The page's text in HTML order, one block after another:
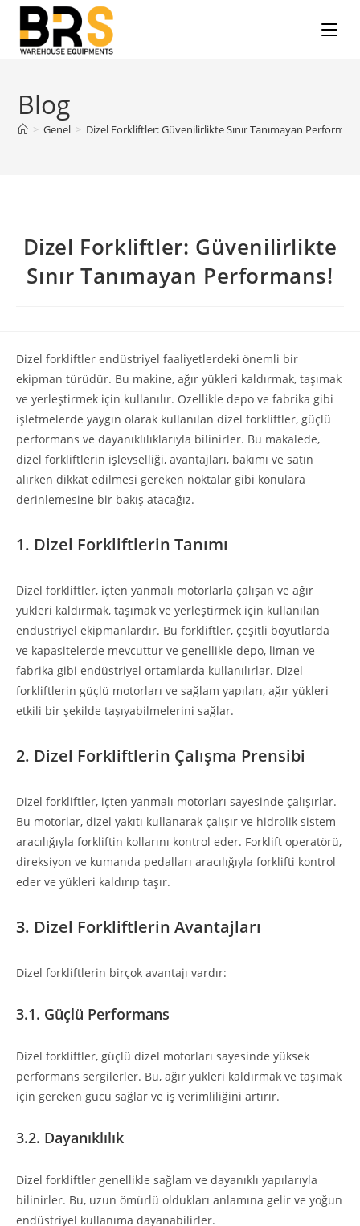
Blog
> Genel > Dizel Forkliftler: Güvenilirlikte Sınır Tanımayan
Dizel Forkliftler: Güvenilirlikte
Sınır Tanımayan Performans!
Dizel forkliftler endüstriyel faaliyetlerdeki önemli bir
ekipman türüdür. Bu makine, ağır yükleri kaldırmak, taşımak
ve yerleştirmek için kullanılır. Özellikle depo ve fabrika gibi
işletmelerde yaygın olarak kullanılan dizel forkliftler, güçlü
performans ve dayanıklılıklarıyla bilinirler. Bu makalede,
dizel forkliftlerin işlevselliği, avantajları, bakımı ve satın
alırken dikkat edilmesi gereken noktalar gibi konulara
derinlemesine bir bakış atacağız.
1. Dizel Forkliftlerin Tanımı
Dizel forkliftler, içten yanmalı motorlarla çalışan ve ağır
yükleri kaldırmak, taşımak ve yerleştirmek için kullanılan
endüstriyel ekipmanlardır. Bu forkliftler, çeşitli boyutlarda
ve kapasitelerde mevcuttur ve genellikle depo, liman ve
fabrika gibi endüstriyel ortamlarda kullanılırlar. Dizel
forkliftlerin güçlü motorları ve sağlam yapıları, ağır yükleri
etkili bir şekilde taşıyabilmelerini sağlar.
2. Dizel Forkliftlerin Çalışma Prensibi
Dizel forkliftler, içten yanmalı motorları sayesinde çalışırlar.
Bu motorlar, dizel yakıtı kullanarak çalışır ve hidrolik sistem
aracılığıyla forkliftin kollarını kontrol eder. Forklift operatörü,
direksiyon ve kumanda pedalları aracılığıyla forklifti kontrol
eder ve yükleri kaldırıp taşır.
3. Dizel Forkliftlerin Avantajları
Dizel forkliftlerin birçok avantajı vardır:
3.1. Güçlü Performans
Dizel forkliftler, güçlü dizel motorları sayesinde yüksek
performans sergilerler. Bu, ağır yükleri kaldırmak ve taşımak
için gereken gücü sağlar ve iş verimliliğini artırır.
3.2. Dayanıklılık
Dizel forkliftler genellikle sağlam ve dayanıklı yapılarıyla
bilinirler. Bu, uzun ömürlü oldukları anlamına gelir ve yoğun
endüstriyel kullanıma dayanabilirler.